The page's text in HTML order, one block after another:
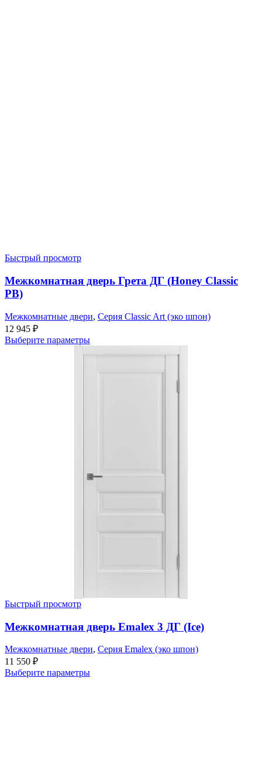
Быстрый просмотр
Межкомнатная дверь Грета ДГ (Honey Classic
PB)
Межкомнатные двери, Серия Classic Art (эко шпон)
12 945 ₽
Выберите параметры
Быстрый просмотр
Межкомнатная дверь Emalex 3 ДГ (Ice)
Межкомнатные двери, Серия Emalex (эко шпон)
11 550 ₽
Выберите параметры